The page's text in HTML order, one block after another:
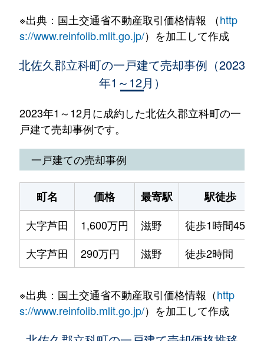
※出典：国土交通省不動産取引価格情報 （http
s://www.reinfolib.mlit.go.jp/）を加工して作成
北佐久郡立科町の一戸建て売却事例（2023
年1～12月）
2023年1～12月に成約した北佐久郡立科町の一
戸建て売却事例です。
一戸建ての売却事例
町名 価格 最寄駅
駅徒歩
大字芦田
1,600万円 滋野
徒歩1時間45分
大字芦田
290万円 滋野 徒歩2時間
※出典：国土交通省不動産取引価格情報（http
s://www.reinfolib.mlit.go.jp/）を加工して作成